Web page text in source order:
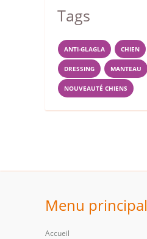
Tags
ANTI-GLAGLA CHIEN
DRESSING MANTEAU
NOUVEAUTÉ CHIENS
Menu principal
Accueil